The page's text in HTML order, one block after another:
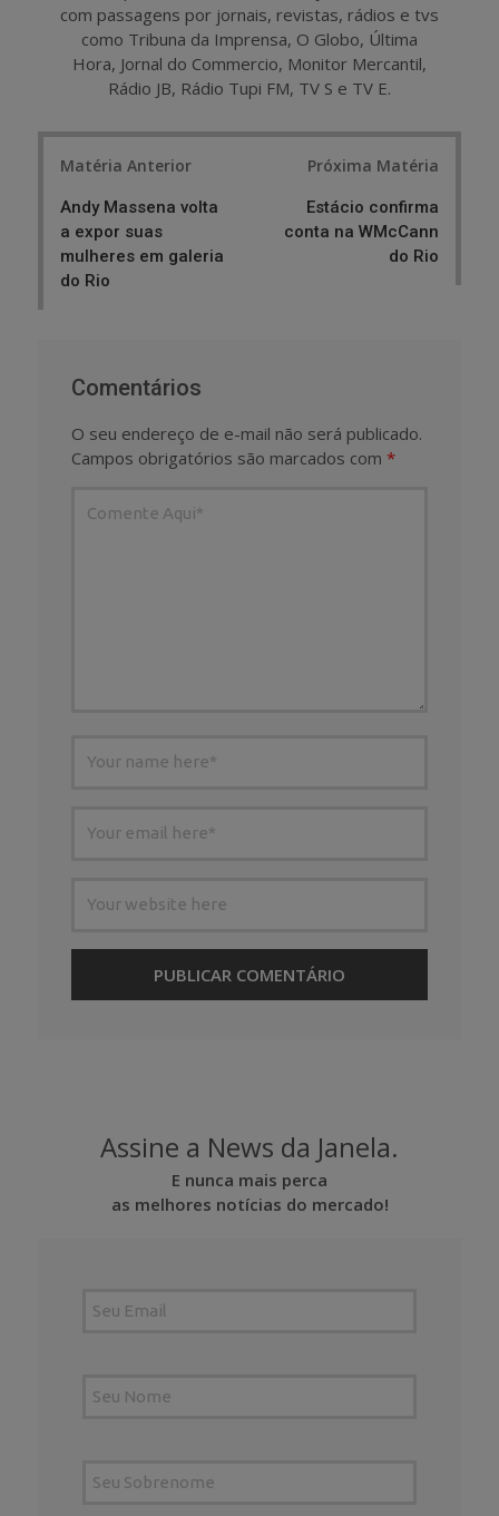
com passagens por jornais, revistas, rádios e tvs
como Tribuna da Imprensa, O Globo, Última
Hora, Jornal do Commercio, Monitor Mercantil,
Rádio JB, Rádio Tupi FM, TV S e TV E.
Matéria Anterior
Andy Massena volta
a expor suas
mulheres em galeria
do Rio
Próxima Matéria
Estácio confirma
conta na WMcCann
do Rio
Comentários
O seu endereço de e-mail não será publicado.
Campos obrigatórios são marcados com *
Assine a News da Janela.
E nunca mais perca
as melhores notícias do mercado!